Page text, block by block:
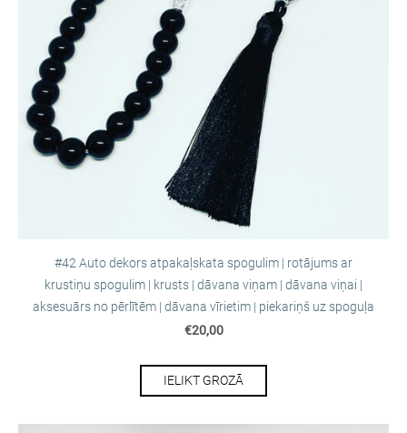
#42 Auto dekors atpakaļskata spogulim | rotājums ar
krustiņu spogulim | krusts | dāvana viņam | dāvana viņai |
aksesuārs no pērlītēm | dāvana vīrietim | piekariņš uz spoguļa
€20,00
IELIKT GROZĀ